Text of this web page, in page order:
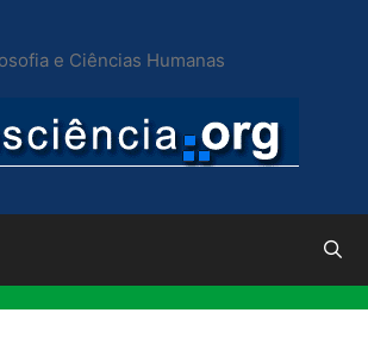
e Ciências Humanas